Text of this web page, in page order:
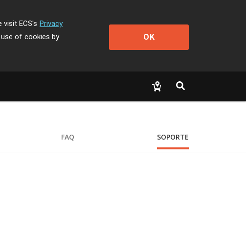
ECS's Privacy
of cookies by
OK
FAQ SOPORTE